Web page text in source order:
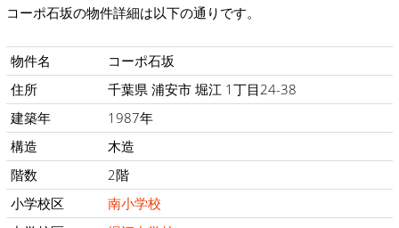
コーポ石坂の物件詳細は以下の通りです。
物件名
コーポ石坂
住所
千葉県 浦安市 堀江 1丁目24-38
建築年
1987年
構造
木造
階数
2階
小学校区
南小学校